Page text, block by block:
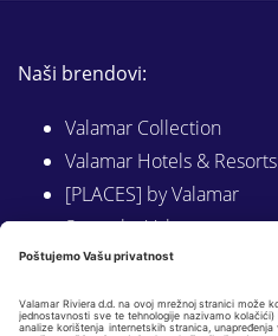
Naši brendovi:
Valamar Collection
Valamar Hotels & Resorts
[PLACES] by Valamar
Sunny by Valamar
Valamar Camping
Istraži na Valamar.com